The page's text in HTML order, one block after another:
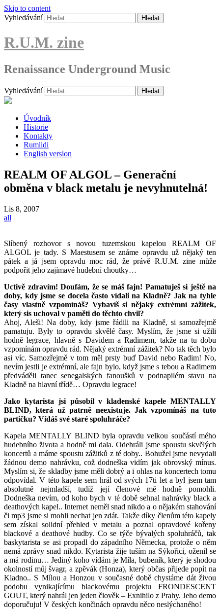
Skip to content
Vyhledávání
R.U.M. zine
Renaissance Underground Music
Vyhledávání
Úvodník
Historie
Kontakty
Rumlidi
English version
REALM OF ALGOL – Generační
obměna v black metalu je nevyhnutelná!
Lis 8, 2007
all
Slíbený rozhovor s novou tuzemskou kapelou REALM OF
ALGOL je tady. S Maestusem se známe opravdu už nějaký ten
pátek a já jsem opravdu moc rád, že právě R.U.M. zine může
podpořit jeho zajímavé hudební choutky…
Uctivě zdravím! Doufám, že se máš fajn! Pamatuješ si ještě na
doby, kdy jsme se docela často vídali na Kladně? Jak na tyhle
časy vlastně vzpomínáš? Vybavíš si nějaký extrémní zážitek,
který sis uchoval v paměti do těchto chvil?
Ahoj, Aleši! Na doby, kdy jsme řádili na Kladně, si samozřejmě
pamatuju. Byly to opravdu skvělé časy. Myslím, že jsme si užili
hodně legrace, hlavně s Davidem a Radimem, takže na tu dobu
vzpomínám opravdu rád. Nějaký extrémní zážitek? No tak těch bylo
asi víc. Samozřejmě v tom měl prsty buď David nebo Radim! No,
nevím jestli je extrémní, ale fajn bylo, když jsme s tebou a Radimem
předváděli tanec senegalských fanoušků v podnapilém stavu na
Kladně na hlavní třídě… Opravdu legrace!
Jako kytarista jsi působil v kladenské kapele MENTALLY
BLIND, která už patrně neexistuje. Jak vzpomínáš na tuto
partičku? Vídáš své staré spoluhráče?
Kapela MENTALLY BLIND byla opravdu velkou součástí mého
hudebního života a hodně mi dala. Odehráli jsme spoustu skvělých
koncertů a máme spoustu zážitků z té doby.. Bohužel jsme nevydali
žádnou demo nahrávku, což dodneška vidím jak obrovský mínus.
Myslím si, že skladby jsme měli dobrý a i ohlas na koncertech tomu
odpovídal. V této kapele sem hrál od svých 17ti let a byl jsem tam
absolutně nejmladší, tudíž její členové mě hodně pomohli.
Dodneška nevím, od koho bych v té době sehnal nahrávky black a
deathových kapel.. Internet neměl snad nikdo a o nějakém stahování
či mp3 jsme si mohli nechat jen zdát. Takže díky členům této kapely
sem získal solidní přehled v metalu a poznal opravdové kořeny
blackové a deathové hudby. Co se týče bývalých spoluhráčů, tak
baskytarista se asi propadl do západního Německa, protože o něm
nemá zprávy snad nikdo. Kytarista žije tuším na Sýkořici, oženil se
a má rodinu… Jediný koho vídám je Míla, bubeník, který je shodou
okolností můj švagr, a zpěvák (Honza), který občas přijede popít na
Kladno.. S Mílou a Honzou v současné době chystáme dát živou
podobu vynikajícímu blackovému projektu FRONDESCENT
GOUT, který nahrál jen jeden člověk – Exnihilo z Prahy. Jeho demo
doporučuju! V českých končinách opravdu něco neslýchaného!